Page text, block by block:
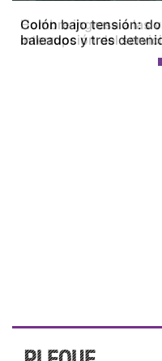
Colón bajo tensión:
baleados y tres